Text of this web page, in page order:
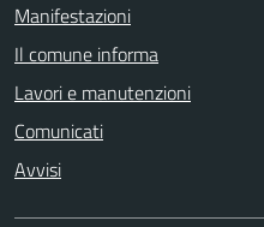
Manifestazioni
Il comune informa
Lavori e manutenzioni
Comunicati
Avvisi